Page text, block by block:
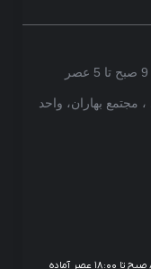
مجتمع بهاران، واحد
مدیریت روابط عمومی فروشگاه روبان قرمز از ساعت ۸:۳۰ صبح تا ۱۸:۰۰ عصر آماده